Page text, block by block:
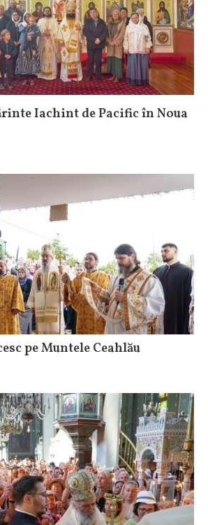
Iachint de Pacific în Noua
pe Muntele Ceahlău